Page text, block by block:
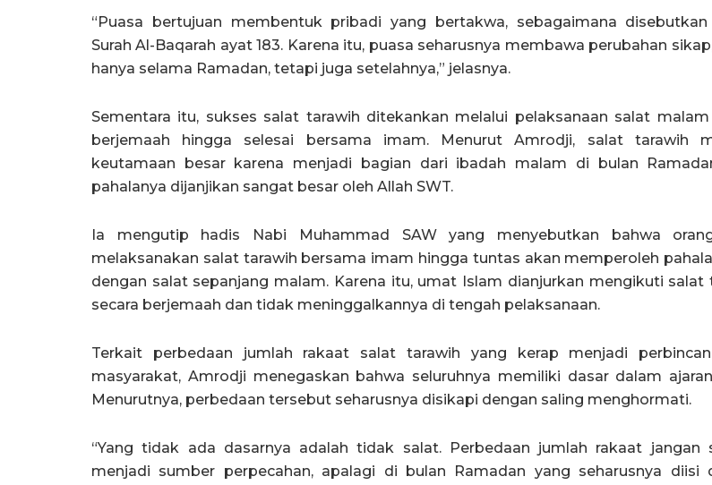
“Puasa bertujuan membentuk pribadi yang bertakwa, sebagaimana
Surah Al-Baqarah ayat 183. Karena itu, puasa seharusnya membawa perubahan
hanya selama Ramadan, tetapi juga setelahnya,” jelasnya.
Sementara itu, sukses salat tarawih ditekankan melalui pelaksanaan salat malam
berjemaah hingga selesai bersama imam. Menurut Amrodji, salat tarawih
keutamaan besar karena menjadi bagian dari ibadah malam di bulan
pahalanya dijanjikan sangat besar oleh Allah SWT.
Ia mengutip hadis Nabi Muhammad SAW yang menyebutkan bahwa
melaksanakan salat tarawih bersama imam hingga tuntas akan memperoleh
dengan salat sepanjang malam. Karena itu, umat Islam dianjurkan mengikuti salat
secara berjemaah dan tidak meninggalkannya di tengah pelaksanaan.
Terkait perbedaan jumlah rakaat salat tarawih yang kerap menjadi
masyarakat, Amrodji menegaskan bahwa seluruhnya memiliki dasar dalam
Menurutnya, perbedaan tersebut seharusnya disikapi dengan saling menghormati.
“Yang tidak ada dasarnya adalah tidak salat. Perbedaan jumlah rakaat jangan
menjadi sumber perpecahan, apalagi di bulan Ramadan yang seharusnya diisi